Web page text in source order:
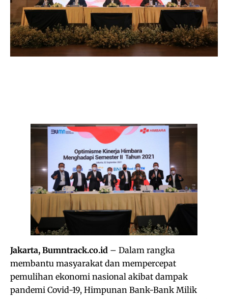
Jakarta, Bumntrack.co.id – Dalam rangka
membantu masyarakat dan mempercepat
pemulihan ekonomi nasional akibat dampak
pandemi Covid-19, Himpunan Bank-Bank Milik